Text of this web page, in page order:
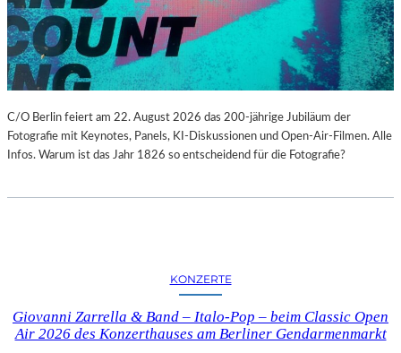
C/O Berlin feiert am 22. August 2026 das 200-jährige Jubiläum der
Fotografie mit Keynotes, Panels, KI-Diskussionen und Open-Air-Filmen. Alle
Infos. Warum ist das Jahr 1826 so entscheidend für die Fotografie?
KONZERTE
Giovanni Zarrella & Band – Italo-Pop – beim Classic Open
Air 2026 des Konzerthauses am Berliner Gendarmenmarkt